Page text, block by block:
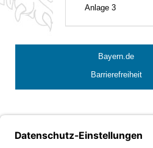
Anlage 3
Bayern.de
Barrierefreiheit